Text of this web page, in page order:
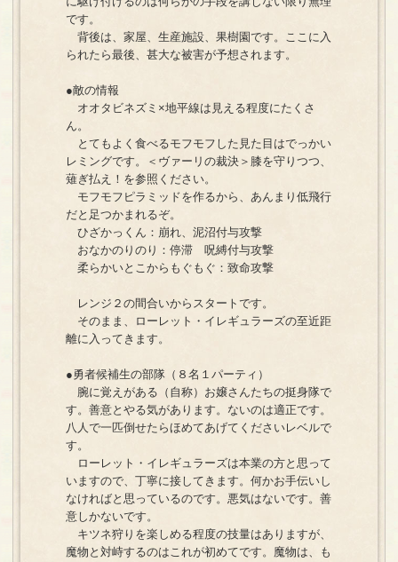
です。
背後は、家屋、生産施設、果樹園です。ここに入
られたら最後、甚大な被害が予想されます。
●敵の情報
オオタビネズミ×地平線は見える程度にたくさ
ん。
とてもよく食べるモフモフした見た目はでっかい
レミングです。＜ヴァーリの裁決＞膝を守りつつ、
薙ぎ払え！を参照ください。
モフモフピラミッドを作るから、あんまり低飛行
だと足つかまれるぞ。
ひざかっくん：崩れ、泥沼付与攻撃
おなかのりのり：停滞 呪縛付与攻撃
柔らかいとこからもぐもぐ：致命攻撃
レンジ２の間合いからスタートです。
そのまま、ローレット・イレギュラーズの至近距
離に入ってきます。
●勇者候補生の部隊（８名１パーティ）
腕に覚えがある（自称）お嬢さんたちの挺身隊で
す。善意とやる気があります。ないのは適正です。
八人で一匹倒せたらほめてあげてくださいレベルで
す。
ローレット・イレギュラーズは本業の方と思って
いますので、丁寧に接してきます。何かお手伝いし
なければと思っているのです。悪気はないです。善
意しかないです。
キツネ狩りを楽しめる程度の技量はありますが、
魔物と対峙するのはこれが初めてです。魔物は、も